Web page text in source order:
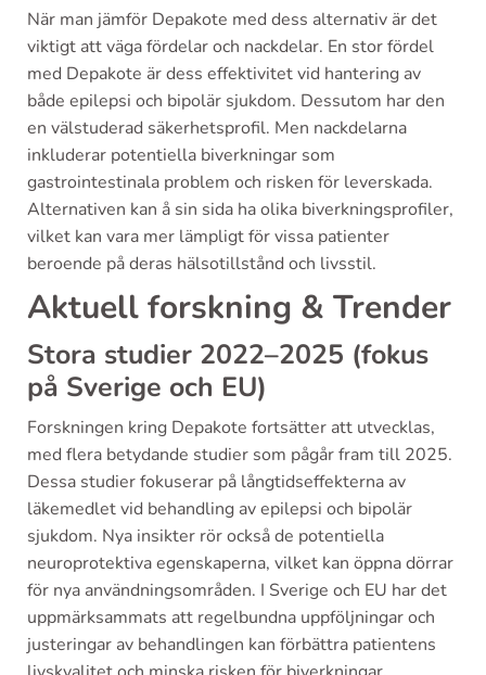
När man jämför Depakote med dess alternativ är det
viktigt att väga fördelar och nackdelar. En stor fördel
med Depakote är dess effektivitet vid hantering av
både epilepsi och bipolär sjukdom. Dessutom har den
en välstuderad säkerhetsprofil. Men nackdelarna
inkluderar potentiella biverkningar som
gastrointestinala problem och risken för leverskada.
Alternativen kan å sin sida ha olika biverkningsprofiler,
vilket kan vara mer lämpligt för vissa patienter
beroende på deras hälsotillstånd och livsstil.
Aktuell forskning & Trender
Stora studier 2022–2025 (fokus
på Sverige och EU)
Forskningen kring Depakote fortsätter att utvecklas,
med flera betydande studier som pågår fram till 2025.
Dessa studier fokuserar på långtidseffekterna av
läkemedlet vid behandling av epilepsi och bipolär
sjukdom. Nya insikter rör också de potentiella
neuroprotektiva egenskaperna, vilket kan öppna dörrar
för nya användningsområden. I Sverige och EU har det
uppmärksammats att regelbundna uppföljningar och
justeringar av behandlingen kan förbättra patientens